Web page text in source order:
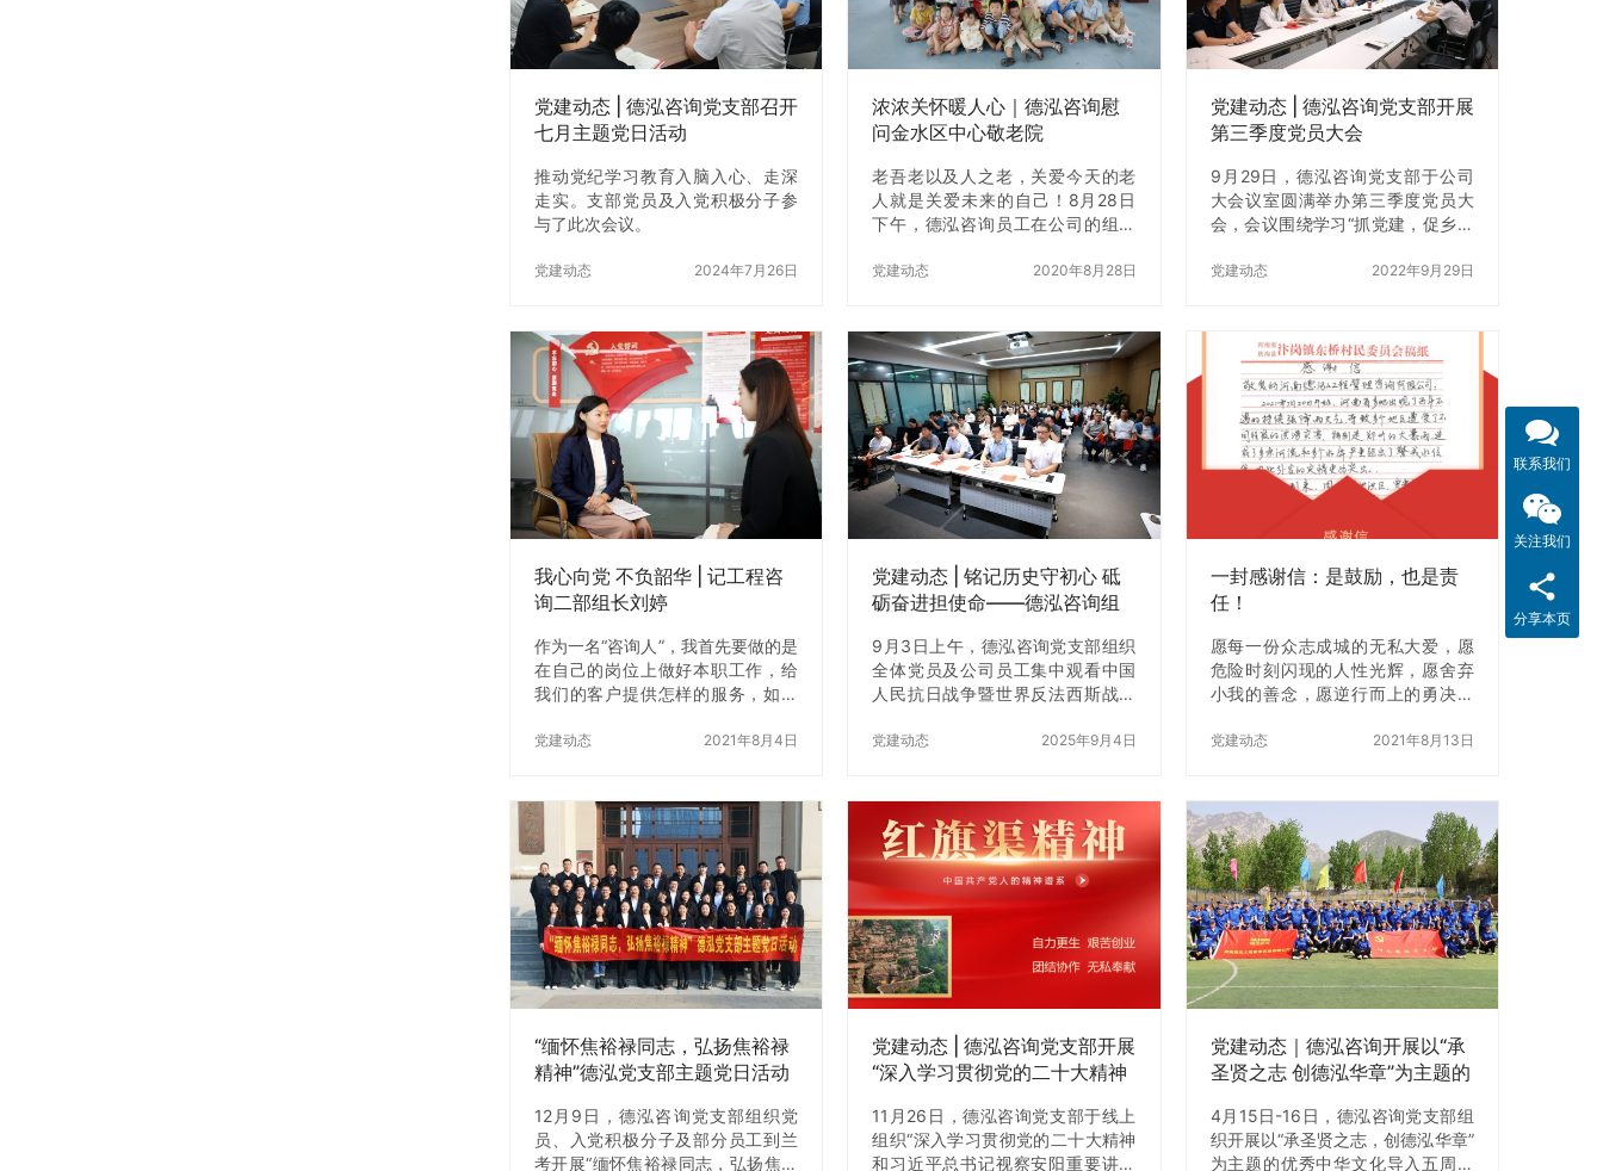
党建动态 | 德泓咨询党支部召开
七月主题党日活动
推动党纪学习教育入脑入心、走深
走实。支部党员及入党积极分子参
与了此次会议。
党建动态 2024年7月26日
浓浓关怀暖人心｜德泓咨询慰
问金水区中心敬老院
老吾老以及人之老，关爱今天的老
人就是关爱未来的自己！8月28日
下午，德泓咨询员工在公司的组织
献爱心，看望孤寡老人，并为在院
行人受到李院长的热情接待，在简
短举行的欢迎仪式上，李院长介绍
了敬老院目前的运营状况以及在院
老人的基本情况。她表示，天下老
人都是我们的父母，对于老人来
说，我们都是他们的子女。22年
中，我们服务了无数的老人，目前
的107位老人一半以上都是孤寡老
人，能够得到社会各界的关心和帮
党建动态 2020年8月28日
党建动态 | 德泓咨询党支部开展
第三季度党员大会
9月29日，德泓咨询党支部于公司
大会议室圆满举办第三季度党员大
会，会议围绕学习“抓党建，促乡村
十六法》之组织振兴、交流入党积
党积极分子、公司其他党员及其他
员工积极参加了此次会议。 身为共
产党员应时刻牢记党的宗旨和纲
领、铭记党的初心和使命，为提高
大家对党员身份的认识，充分发挥
党员的示范引领作用，经会议讨论
研究决定，深化“党员先锋岗”试点工
晓、吕彤彤同志兼任支部活动策划
党建动态 2022年9月29日
我心向党 不负韶华 | 记工程咨
询二部组长刘婷
作为一名“咨询人”，我首先要做的是
在自己的岗位上做好本职工作，给
我们的客户提供怎样的服务，如何
说：没有人拒绝你真诚地对他好，
个“45-40-15”原则，也就是提供的
咨询成果中，45%是客户认可的事
实，40%是将客户推向认知边界，
15%是提出出乎客户预料的解决方
案。
党建动态 2021年8月4日
党建动态 | 铭记历史守初心 砥
砺奋进担使命——德泓咨询组
9月3日上午，德泓咨询党支部组织
全体党员及公司员工集中观看中国
人民抗日战争暨世界反法西斯战争
荣光、厚植爱国情怀，切实将党建
队的严明纪律、威武风貌与大国重
器的硬核实力。阅兵盛典所彰显的
国家发展成就与民族精神力量，深
刻激发全体人员的民族自豪感与爱
国热情，让“铭记历史、缅怀先烈、
珍爱和平、开创未来”的信念愈发坚
定，进一步坚定全员听党话、跟党
走的政治站位，激发立足岗位担当
党建动态 2025年9月4日
一封感谢信：是鼓励，也是责
任！
愿每一份众志成城的无私大爱，愿
危险时刻闪现的人性光辉，愿舍弃
小我的善念，愿逆行而上的勇决，
我，照耀来路，照耀河南这片饱经
党建动态 2021年8月13日
“缅怀焦裕禄同志，弘扬焦裕禄
精神”德泓党支部主题党日活动
12月9日，德泓咨询党支部组织党
员、入党积极分子及部分员工到兰
考开展“缅怀焦裕禄同志，弘扬焦裕
党建动态 | 德泓咨询党支部开展
“深入学习贯彻党的二十大精神
讲话精神”专题组织生活会
11月26日，德泓咨询党支部于线上
组织“深入学习贯彻党的二十大精神
和习近平总书记视察安阳重要讲话
党建动态｜德泓咨询开展以“承
圣贤之志 创德泓华章”为主题的
活动
4月15日-16日，德泓咨询党支部组
织开展以“承圣贤之志，创德泓华章”
为主题的优秀中华文化导入五周年
联系我们
关注我们
分享本页